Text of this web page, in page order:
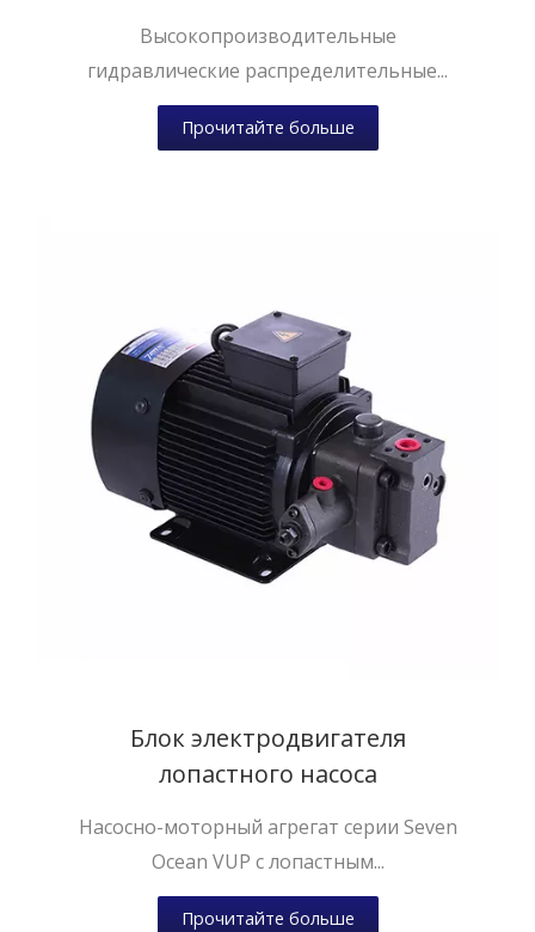
Высокопроизводительные
гидравлические распределительные...
Прочитайте больше
Блок электродвигателя
лопастного насоса
Насосно-моторный агрегат серии Seven
Ocean VUP с лопастным...
Прочитайте больше